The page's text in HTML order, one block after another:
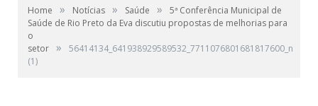
Home » Notícias » Saúde »
5ª Conferência Municipal de
Saúde de Rio Preto da Eva discutiu propostas de melhorias para
o
setor »
56414134_641938929589532_7711076801681817600_n
(1)